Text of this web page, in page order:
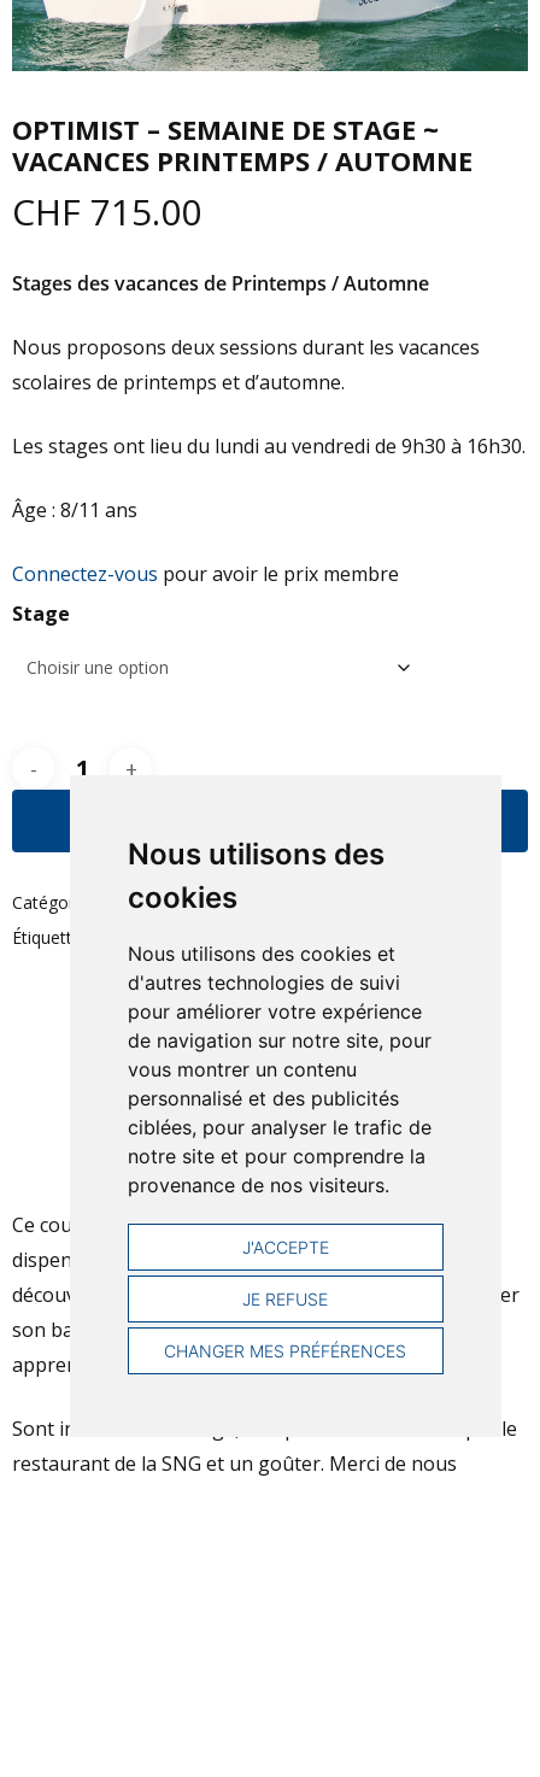
Nous utilisons des
cookies
Nous utilisons des cookies et
d'autres technologies de suivi
pour améliorer votre expérience
de navigation sur notre site, pour
vous montrer un contenu
personnalisé et des publicités
ciblées, pour analyser le trafic de
notre site et pour comprendre la
provenance de nos visiteurs.
J'ACCEPTE
JE REFUSE
CHANGER MES PRÉFÉRENCES
OPTIMIST – SEMAINE DE STAGE ~
VACANCES PRINTEMPS / AUTOMNE
CHF 715.00
Stages des vacances de Printemps / Automne
Nous proposons deux sessions durant les vacances
scolaires de printemps et d’automne.
Les stages ont lieu du lundi au vendredi de 9h30 à 16h30.
Âge : 8/11 ans
Connectez-vous pour avoir le prix membre
Stage
Catégories : Cours de voile - enfant
Étiquette :
Description
Informations complémentaires
Ce cours pour un groupe de 8 enfants maximum est
dispensé sur les Optimist de l’école. Votre enfant
découvrira les bases de la voile: gréer et dégréer, diriger
son bateau et régler la voile à chaque allure. Il
apprendra aussi à virer de bord et à empanner.
Sont inclus dans le stage, le repas de midi élaboré par le
restaurant de la SNG et un goûter. Merci de nous